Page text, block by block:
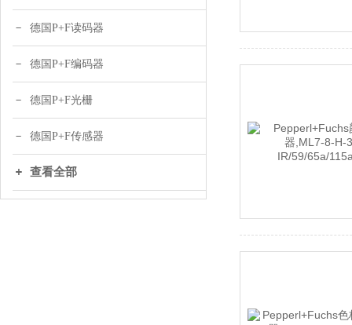
德国P+F读码器
德国P+F编码器
德国P+F光栅
德国P+F传感器
查看全部